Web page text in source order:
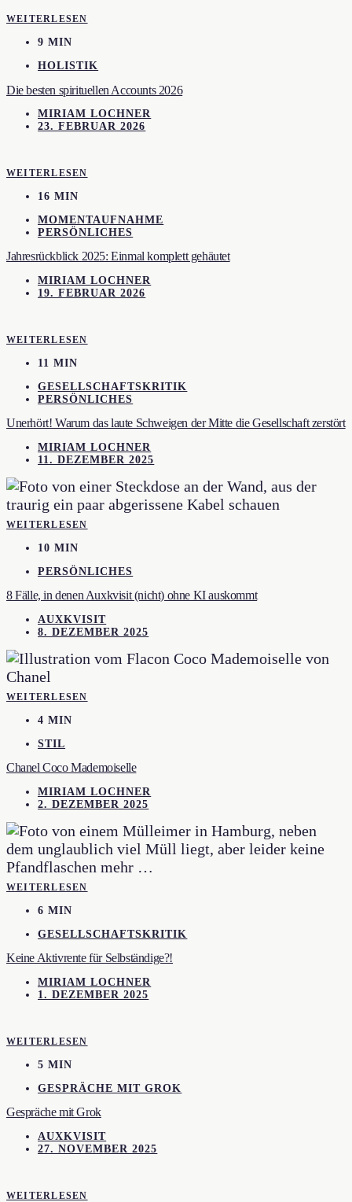
WEITERLESEN
9 MIN
HOLISTIK
Die besten spirituellen Accounts 2026
MIRIAM LOCHNER
23. FEBRUAR 2026
WEITERLESEN
16 MIN
MOMENTAUFNAHME
PERSÖNLICHES
Jahresrückblick 2025: Einmal komplett gehäutet
MIRIAM LOCHNER
19. FEBRUAR 2026
WEITERLESEN
11 MIN
GESELLSCHAFTSKRITIK
PERSÖNLICHES
Unerhört! Warum das laute Schweigen der Mitte die Gesellschaft zerstört
MIRIAM LOCHNER
11. DEZEMBER 2025
WEITERLESEN
10 MIN
PERSÖNLICHES
8 Fälle, in denen Auxkvisit (nicht) ohne KI auskommt
AUXKVISIT
8. DEZEMBER 2025
WEITERLESEN
4 MIN
STIL
Chanel Coco Mademoiselle
MIRIAM LOCHNER
2. DEZEMBER 2025
WEITERLESEN
6 MIN
GESELLSCHAFTSKRITIK
Keine Aktivrente für Selbständige?!
MIRIAM LOCHNER
1. DEZEMBER 2025
WEITERLESEN
5 MIN
GESPRÄCHE MIT GROK
Gespräche mit Grok
AUXKVISIT
27. NOVEMBER 2025
WEITERLESEN